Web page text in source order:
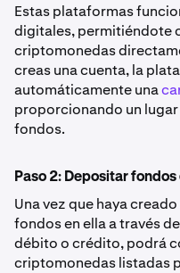
Estas plataformas
digitales, permitiéndote
criptomonedas
creas una cuenta, la
automáticamente una
proporcionando un
fondos.
Paso 2: Depositar
Una vez que haya
fondos en ella a través
débito o crédito, podrá
criptomonedas listadas